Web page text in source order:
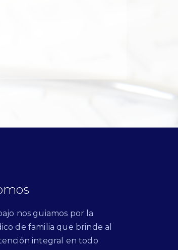
nos guiamos por la
de familia que brinde al
integral en todo